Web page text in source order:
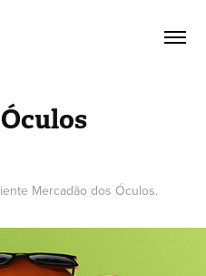
Mercadão dos Óculos.